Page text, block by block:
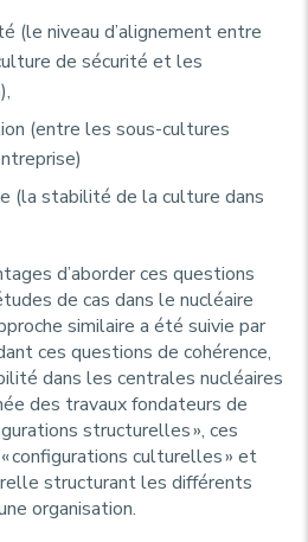
(le niveau d’alignement entre
de sécurité et les
(entre les sous-cultures
(la stabilité de la culture dans
d’aborder ces questions
de cas dans le nucléaire
similaire a été suivie par
ces questions de cohérence,
dans les centrales nucléaires
des travaux fondateurs de
structurelles », ces
configurations culturelles » et
structurant les différents
organisation.